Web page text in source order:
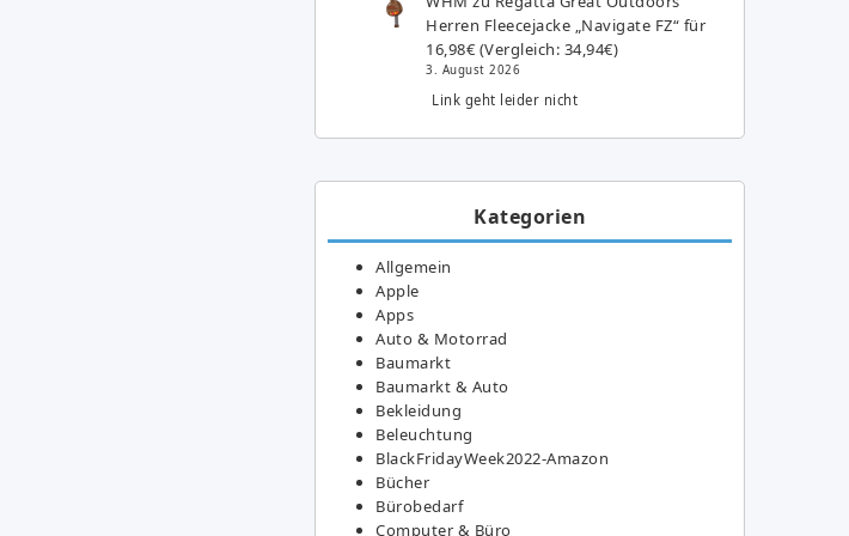
Herren Fleecejacke „Navigate FZ“ für
16,98€ (Vergleich: 34,94€)
3. August 2026
Link geht leider nicht
Kategorien
Allgemein
Apple
Apps
Auto & Motorrad
Baumarkt
Baumarkt & Auto
Bekleidung
Beleuchtung
BlackFridayWeek2022-Amazon
Bücher
Bürobedarf
Computer & Büro